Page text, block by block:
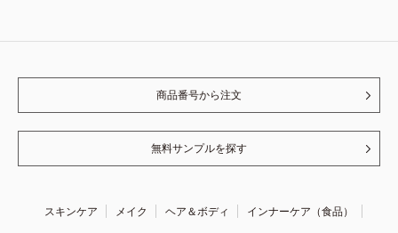
商品番号から注文
無料サンプルを探す
スキンケア メイク ヘア＆ボディ
インナーケア（食品）